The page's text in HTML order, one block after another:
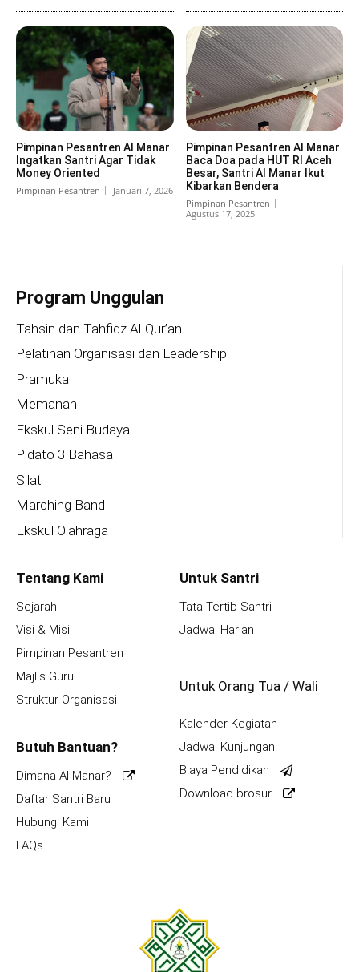
Pimpinan Pesantren Al Manar
Ingatkan Santri Agar Tidak
Money Oriented
Pimpinan Pesantren Januari 7, 2026
Pimpinan Pesantren Al Manar
Baca Doa pada HUT RI Aceh
Besar, Santri Al Manar Ikut
Kibarkan Bendera
Pimpinan Pesantren
Agustus 17, 2025
Program Unggulan
Tahsin dan Tahfidz Al-Qur’an
Pelatihan Organisasi dan Leadership
Pramuka
Memanah
Ekskul Seni Budaya
Pidato 3 Bahasa
Silat
Marching Band
Ekskul Olahraga
Tentang Kami
Sejarah
Visi & Misi
Pimpinan Pesantren
Majlis Guru
Struktur Organisasi
Butuh Bantuan?
Dimana Al-Manar?
Daftar Santri Baru
Hubungi Kami
FAQs
Untuk Santri
Tata Tertib Santri
Jadwal Harian
Untuk Orang Tua / Wali
Kalender Kegiatan
Jadwal Kunjungan
Biaya Pendidikan
Download brosur